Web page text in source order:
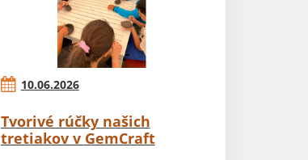
10.06.2026
Tvorivé rúčky našich
tretiakov v GemCraft